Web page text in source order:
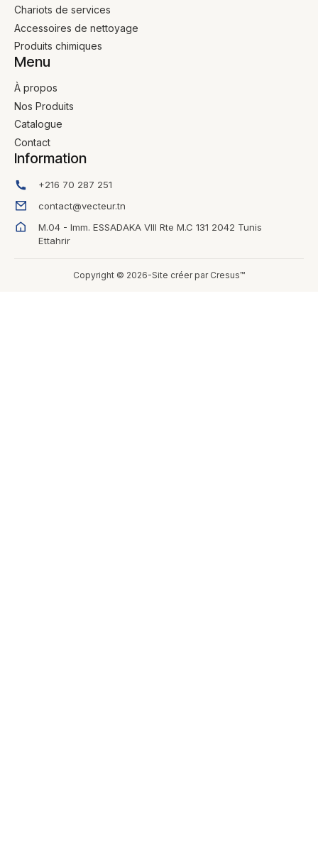
Chariots de services
Accessoires de nettoyage
Produits chimiques
Menu
À propos
Nos Produits
Catalogue
Contact
Information
+216 70 287 251
contact@vecteur.tn
M.04 - Imm. ESSADAKA VIII Rte M.C 131 2042 Tunis
Ettahrir
Copyright © 2026-Site créer par Cresus™